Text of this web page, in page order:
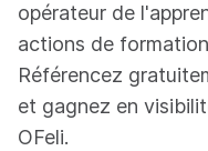
opérateur de
actions de
Référencez
et gagnez en
OFeli.